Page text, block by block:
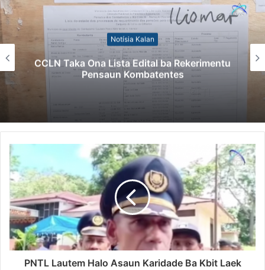
Notísia Kalan
CCLN Taka Ona Lista Edital ba Rekerimentu
Pensaun Kombatentes
PNTL Lautem Halo Asaun Karidade Ba Kbit Laek